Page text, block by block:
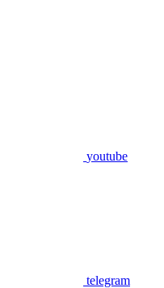
youtube
telegram